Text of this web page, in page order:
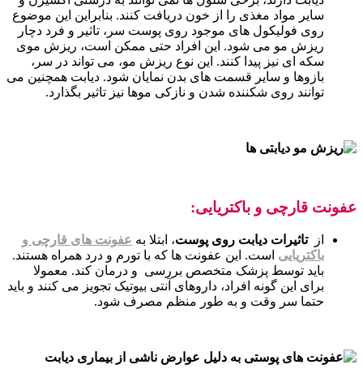
سایر مواد مغذی را از خون دریافت کنند. بنابراین این موضوع
روی فولیکول های موجود روی پوست سر، تاثیر و فرد دچار
ریزش مو می شود. این افراد حتی ممکن است، ریزش موی
سکه ای نیز پیدا کنند. این نوع ریزش مو، می تواند در سر،
بازوها و سایر قسمت های بدن نمایان شود. دیابت همچنین می
توانند روی شکننده شدن و نازکی موها نیز تاثیر بگذارد.
عفونت قارچی و باکتریایی:
ازتاثیرات دیابت روی پوست، ابتلا به عفونت های قارچی و
باکتریایی است. این عفونت ها که با تورم و درد همراه هستند.
باید توسط پزشک متخصص بررسی و درمان کند. معمولا
برای این گونه افراد، داروهای آنتی بیوتیک تجویز می کنند و باید
حتما سر وقت و به طور منظم مصرف شود.